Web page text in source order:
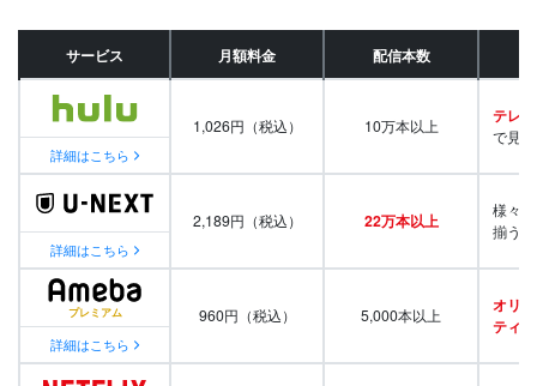
サービス 月額料金 配信本数
詳細はこちら
1,026円（税込） 10万本以上 テレビ
で見
詳細はこちら
2,189円（税込） 22万本以上
様々
揃う
詳細はこちら
960円（税込） 5,000本以上
オリ
ティ